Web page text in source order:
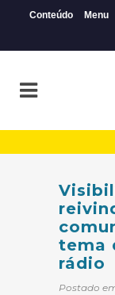
Conteúdo Menu
tema
rádio
Postado